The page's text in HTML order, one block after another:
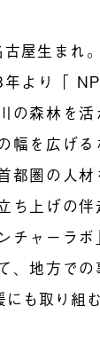
屋生まれ
より「
の森林を
幅を広げる
都圏の人
ち上げの
チャーラボ
、地方で
も取り組む